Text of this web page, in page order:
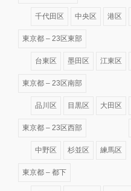
千代田区 中央区 港区
東京都 – 23区東部
台東区 墨田区 江東区
東京都 – 23区南部
品川区 目黒区 大田区
東京都 – 23区西部
中野区 杉並区 練馬区
東京都 – 都下